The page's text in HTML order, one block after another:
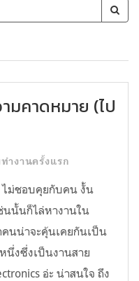
มคาดหมาย (ไป
ทำงานครั้งแรก
ไม่ชอบคุยกับคน งั้น
นนั้นก็ไล่หางานใน
นน่าจะคุ้นเคยกันเป็น
นึ่งซึ่งเป็นงานสาย
อ่ะ น่าสนใจ ถึง